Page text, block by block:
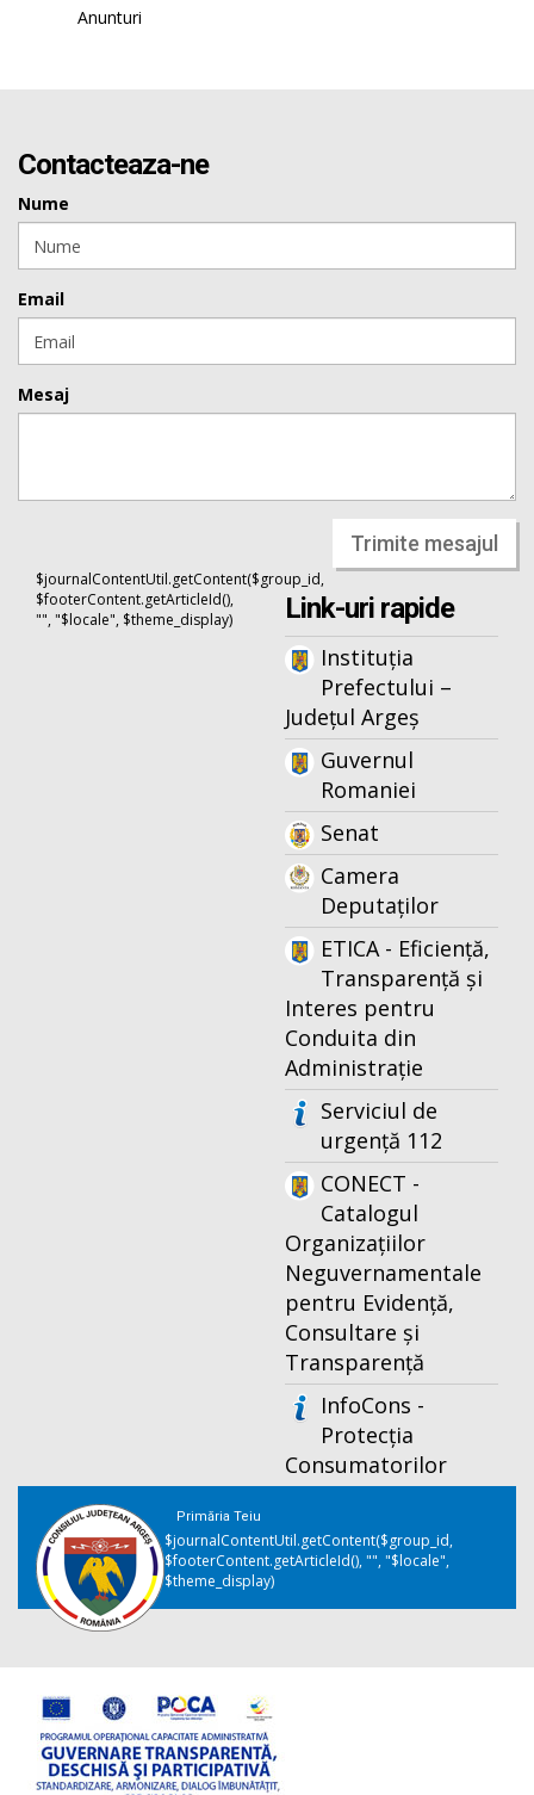
Anunturi
Contacteaza-ne
Nume
Email
Mesaj
Trimite mesajul
$journalContentUtil.getContent($group_id,
$footerContent.getArticleId(),
"", "$locale", $theme_display)
Link-uri rapide
Instituția
Prefectului –
Județul Argeș
Guvernul
Romaniei
Senat
Camera
Deputaților
ETICA - Eficiență,
Transparență și
Interes pentru
Conduita din
Administrație
Serviciul de
urgență 112
CONECT -
Catalogul
Organizațiilor
Neguvernamentale
pentru Evidență,
Consultare și
Transparență
InfoCons -
Protecția
Consumatorilor
Primăria Teiu
$journalContentUtil.getContent($group_id,
$footerContent.getArticleId(), "", "$locale",
$theme_display)